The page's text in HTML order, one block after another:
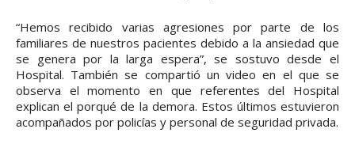
“Hemos recibido varias agresiones por parte de los
familiares de nuestros pacientes debido a la ansiedad que
se genera por la larga espera”, se sostuvo desde el
Hospital. También se compartió un video en el que se
observa el momento en que referentes del Hospital
explican el porqué de la demora. Estos últimos estuvieron
acompañados por policías y personal de seguridad privada.